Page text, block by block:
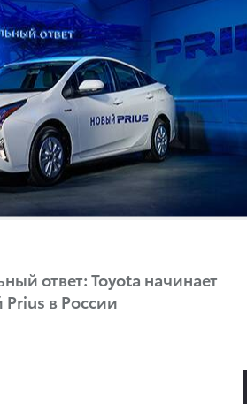
ответ: Toyota начинает
в России